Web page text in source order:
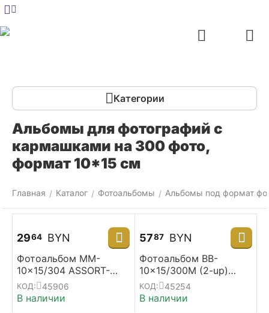
Категории
Альбомы для фотографий с
кармашками на 300 фото,
формат 10*15 см
Главная / Каталог / Фотоальбомы / Альбомы под формат
2964 BYN
Фотоальбом MM-
10x15/304 ASSORT-
DENA
КОД: 45906
В наличии
5787 BYN
Фотоальбом BB-
10x15/300M (2-up)
ASSORT-AWA
КОД: 45254
В наличии